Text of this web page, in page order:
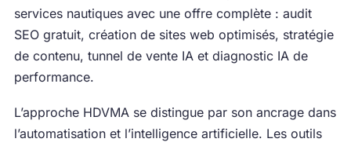
services nautiques avec une offre complète : audit
SEO gratuit, création de sites web optimisés, stratégie
de contenu, tunnel de vente IA et diagnostic IA de
performance.
L’approche HDVMA se distingue par son ancrage dans
l’automatisation et l’intelligence artificielle. Les outils